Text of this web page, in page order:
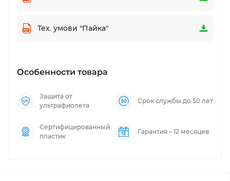
Тех. умови "Пайка"
Особенности товара
Защита от
ультрафиолета
Срок службы до 50 лет
Сертифицированный
пластик
Гарантия – 12 месяцев